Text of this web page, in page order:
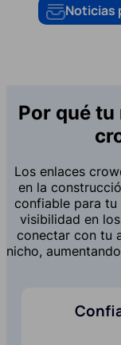
Noticias
Por qué
Los enlaces
en la
confiable para tu
visibilidad en
conectar con tu
nicho,